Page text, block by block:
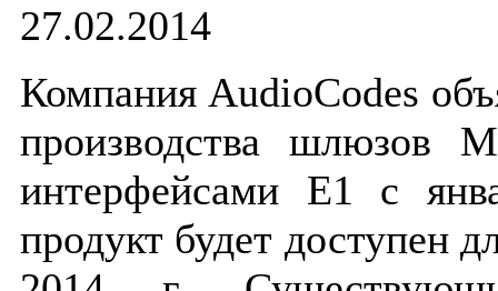
27.02.2014
Компания AudioCodes
производства шлюзов
интерфейсами E1 с
продукт будет доступен